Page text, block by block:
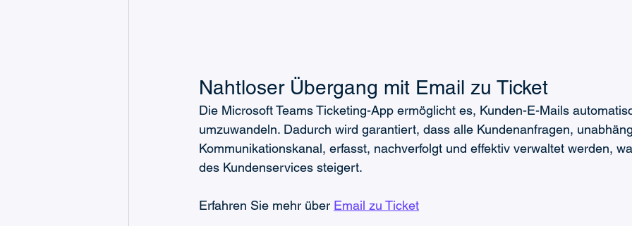
Nahtloser Übergang mit Email zu Ticket
Die Microsoft Teams Ticketing-App ermöglicht es, Kunden-E-Mails
umzuwandeln. Dadurch wird garantiert, dass alle Kundenanfragen,
Kommunikationskanal, erfasst, nachverfolgt und effektiv verwaltet werden,
des Kundenservices steigert.
Erfahren Sie mehr über Email zu Ticket